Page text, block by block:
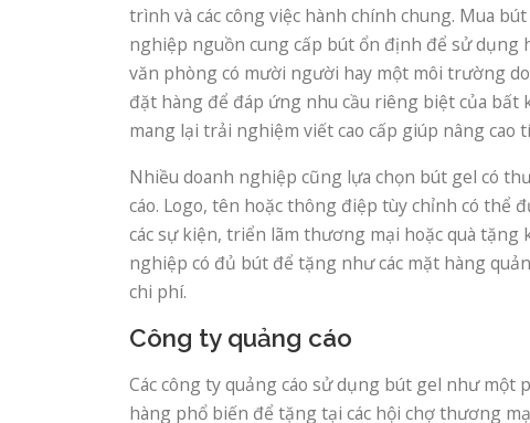
trình và các công việc hành chính chung. Mua
nghiệp nguồn cung cấp bút ổn định để sử dụng
văn phòng có mười người hay một môi trường
đặt hàng để đáp ứng nhu cầu riêng biệt của bất
mang lại trải nghiệm viết cao cấp giúp nâng cao
Nhiều doanh nghiệp cũng lựa chọn bút gel có
cáo. Logo, tên hoặc thông điệp tùy chỉnh có thể
các sự kiện, triển lãm thương mại hoặc quà tặng
nghiệp có đủ bút để tặng như các mặt hàng
chi phí.
Công ty quảng cáo
Các công ty quảng cáo sử dụng bút gel như một
hàng phổ biến để tặng tại các hội chợ thương